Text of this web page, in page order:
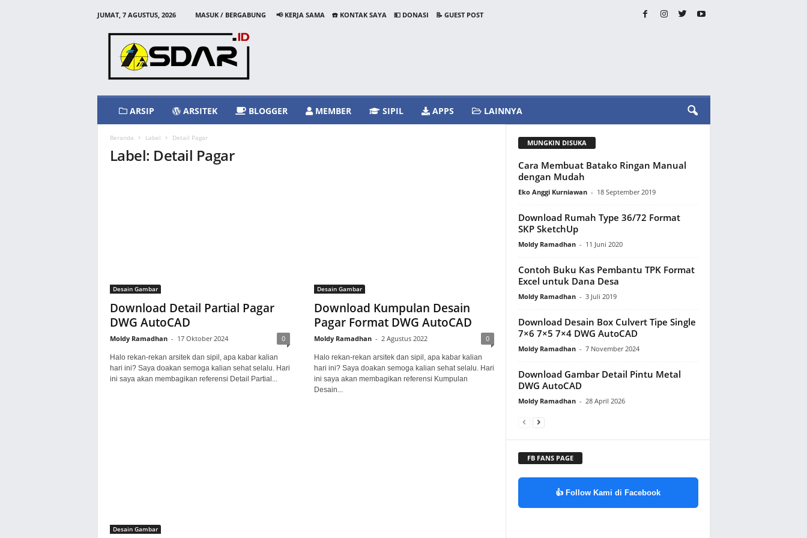
JUMAT, 7 AGUSTUS, 2026 MASUK / BERGABUNG 📢 KERJA SAMA ☎️ KONTAK SAYA 💵 DONASI
📝 GUEST POST
ARSIP ARSITEK BLOGGER MEMBER SIPIL APPS LAINNYA
Beranda Label Detail Pagar
Label: Detail Pagar
Desain Gambar
Download Detail Partial Pagar
DWG AutoCAD
Moldy Ramadhan - 17 Oktober 2024 0
Halo rekan-rekan arsitek dan sipil, apa kabar kalian
hari ini? Saya doakan semoga kalian sehat selalu. Hari
ini saya akan membagikan referensi Detail Partial...
Desain Gambar
Download Kumpulan Desain
Pagar Format DWG AutoCAD
Moldy Ramadhan - 2 Agustus 2022 0
Halo rekan-rekan arsitek dan sipil, apa kabar kalian
hari ini? Saya doakan semoga kalian sehat selalu. Hari
ini saya akan membagikan referensi Kumpulan
Desain...
Desain Gambar
MUNGKIN DISUKA
Cara Membuat Batako Ringan Manual
dengan Mudah
Eko Anggi Kurniawan - 18 September 2019
Download Rumah Type 36/72 Format
SKP SketchUp
Moldy Ramadhan - 11 Juni 2020
Contoh Buku Kas Pembantu TPK Format
Excel untuk Dana Desa
Moldy Ramadhan - 3 Juli 2019
Download Desain Box Culvert Tipe Single
7×6 7×5 7×4 DWG AutoCAD
Moldy Ramadhan - 7 November 2024
Download Gambar Detail Pintu Metal
DWG AutoCAD
Moldy Ramadhan - 28 April 2026
FB FANS PAGE
👍 Follow Kami di Facebook